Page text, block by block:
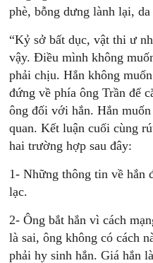
phè, bỗng dưng lành lại,
“Kỷ sở bất dục, vật thi ư
vậy. Điều mình không
phải chịu. Hắn không
đứng về phía ông Trần để
ông đối với hắn. Hắn
quan. Kết luận cuối cùng
hai trường hợp sau đây:
1- Những thông tin về hắn
lạc.
2- Ông bắt hắn vì cách
là sai, ông không có cách
phải hy sinh hắn. Giá hắn